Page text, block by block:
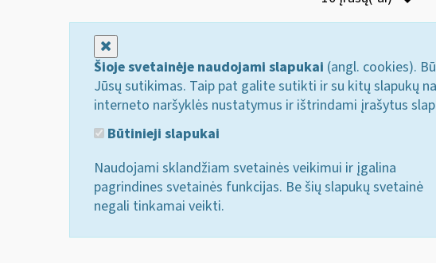
Šioje svetainėje naudojami slapukai (angl. cookies).
Jūsų sutikimas. Taip pat galite sutikti ir su kitų slapukų
interneto naršyklės nustatymus ir ištrindami įrašytus
Būtinieji slapukai
Naudojami sklandžiam svetainės veikimui ir įgalina
pagrindines svetainės funkcijas. Be šių slapukų svetainė
negali tinkamai veikti.